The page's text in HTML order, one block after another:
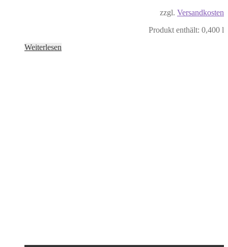
zzgl. Versandkosten
Produkt enthält: 0,400 l
Weiterlesen